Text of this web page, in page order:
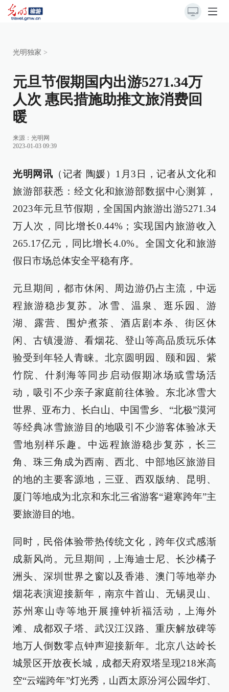
光明独家 >
元旦节假期国内出游5271.34万
人次 惠民措施助推文旅消费回
暖
来源： 光明网
2023-01-03 09:39
光明网讯 （记者 陶媛）1月3日，记者从文化和
旅游部获悉：经文化和旅游部数据中心测算，
2023年元旦节假期，全国国内旅游出游5271.34
万人次，同比增长0.44%；实现国内旅游收入
265.17亿元，同比增长4.0%。全国文化和旅游
假日市场总体安全平稳有序。
元旦期间，都市休闲、周边游仍占主流，中远
程旅游稳步复苏。冰雪、温泉、逛乐园、游
湖、露营、围炉煮茶、酒店剧本杀、街区休
闲、古镇漫游、看烟花、登山等高品质玩乐体
验受到年轻人青睐。北京圆明园、颐和园、紫
竹院、什刹海等同步启动假期冰场或雪场活
动，吸引不少亲子家庭前往体验。东北冰雪大
世界、亚布力、长白山、中国雪乡、“北极”漠河
等经典冰雪旅游目的地吸引不少游客体验冰天
雪地别样乐趣。中远程旅游稳步复苏，长三
角、珠三角成为西南、西北、中部地区旅游目
的地的主要客源地，三亚、西双版纳、昆明、
厦门等地成为北京和东北三省游客“避寒跨年”主
要旅游目的地。
同时，民俗体验带热传统文化，跨年仪式感渐
成新风尚。元旦期间，上海迪士尼、长沙橘子
洲头、深圳世界之窗以及香港、澳门等地举办
烟花表演迎接新年，南京牛首山、无锡灵山、
苏州寒山寺等地开展撞钟祈福活动，上海外
滩、成都双子塔、武汉江汉路、重庆解放碑等
地万人倒数零点钟声迎接新年。北京八达岭长
城景区开放夜长城，成都天府双塔呈现218米高
空“云端跨年”灯光秀，山西太原汾河公园华灯、